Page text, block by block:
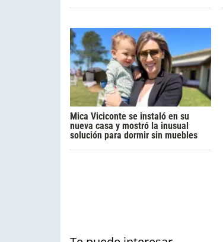
Mica Viciconte se instaló en su
nueva casa y mostró la inusual
solución para dormir sin muebles